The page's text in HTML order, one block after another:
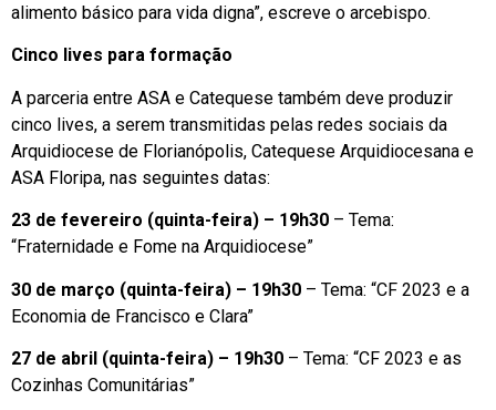
alimento básico para vida digna”, escreve o arcebispo.
Cinco lives para formação
A parceria entre ASA e Catequese também deve produzir
cinco lives, a serem transmitidas pelas redes sociais da
Arquidiocese de Florianópolis, Catequese Arquidiocesana e
ASA Floripa, nas seguintes datas:
23 de fevereiro (quinta-feira) – 19h30 – Tema:
“Fraternidade e Fome na Arquidiocese”
30 de março (quinta-feira) – 19h30 – Tema: “CF 2023 e a
Economia de Francisco e Clara”
27 de abril (quinta-feira) – 19h30 – Tema: “CF 2023 e as
Cozinhas Comunitárias”